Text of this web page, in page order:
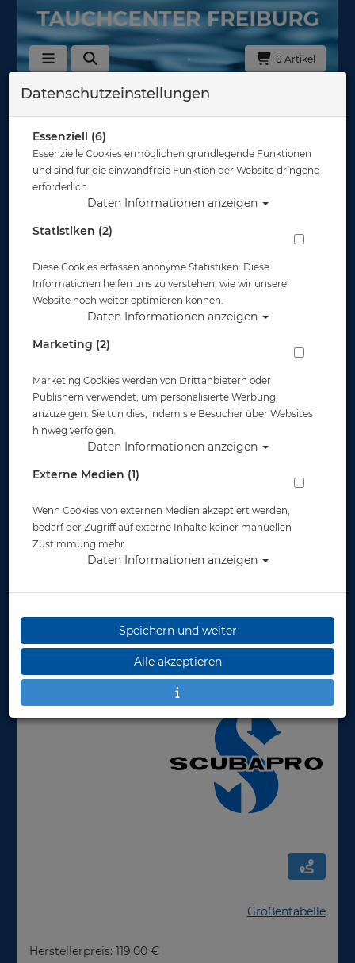
0 Artikel
Zurück
Scubapro Steamer UPF-50 - Herren
Artikelnr.: scu-6528xmaster
Größentabelle
Herstellerpreis: 119,00 €
Datenschutzeinstellungen
Essenziell (6)
Essenzielle Cookies ermöglichen grundlegende Funktionen
und sind für die einwandfreie Funktion der Website dringend
erforderlich.
Daten Informationen anzeigen
Statistiken (2)
Diese Cookies erfassen anonyme Statistiken. Diese
Informationen helfen uns zu verstehen, wie wir unsere
Website noch weiter optimieren können.
Daten Informationen anzeigen
Marketing (2)
Marketing Cookies werden von Drittanbietern oder
Publishern verwendet, um personalisierte Werbung
anzuzeigen. Sie tun dies, indem sie Besucher über Websites
hinweg verfolgen.
Daten Informationen anzeigen
Externe Medien (1)
Wenn Cookies von externen Medien akzeptiert werden,
bedarf der Zugriff auf externe Inhalte keiner manuellen
Zustimmung mehr.
Daten Informationen anzeigen
Speichern und weiter
Alle akzeptieren